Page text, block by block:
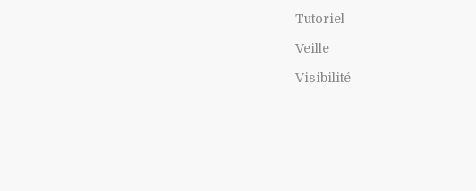
Tutoriel
Veille
Visibilité